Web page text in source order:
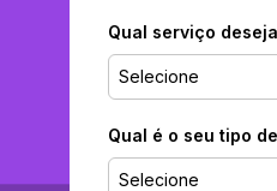
Qual serviço
Selecione
Qual é o seu tipo
Selecione